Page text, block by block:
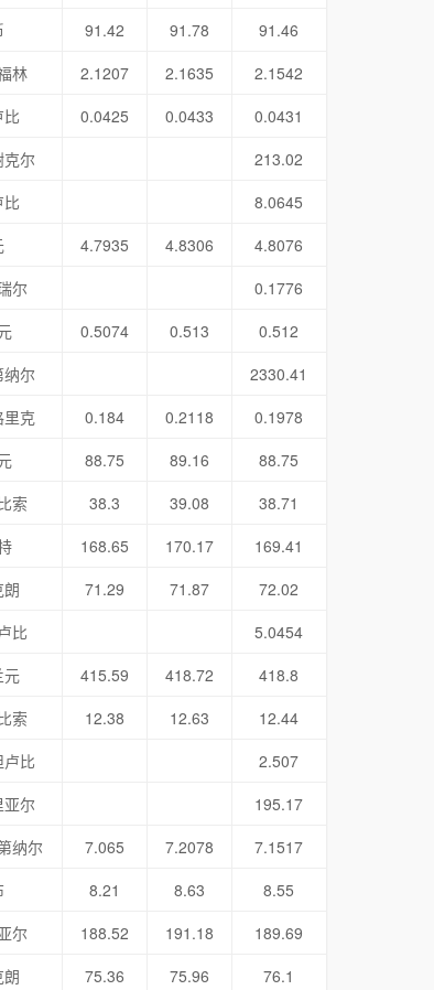
91.42 91.78
91.46
林
2.1207 2.1635
2.1542
比
0.0425 0.0433
0.0431
尔
213.02
比
8.0645
4.7935 4.8306
4.8076
尔
0.1776
0.5074 0.513
0.512
尔
2330.41
里克
0.184 0.2118
0.1978
88.75 89.16
88.75
索
38.3 39.08
38.71
168.65 170.17
169.41
71.29 71.87
72.02
比
5.0454
元
415.59 418.72
418.8
索
12.38 12.63
12.44
比
2.507
尔
195.17
纳尔
7.065 7.2078
7.1517
8.21 8.63
8.55
尔
188.52 191.18
189.69
75.36 75.96
76.1